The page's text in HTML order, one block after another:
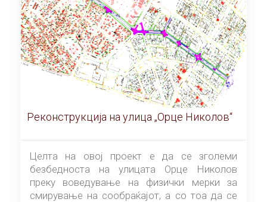
Реконструкција на улица „Орце Николов“
Целта на овој проект е да се зголеми
безбедноста на улицата Орце Николов
преку воведување на физички мерки за
смирување на сообраќајот, а со тоа да се